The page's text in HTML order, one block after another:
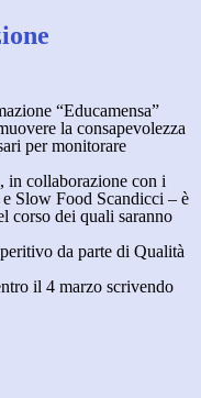
“Educamensa”
la consapevolezza
per monitorare
in collaborazione con i
Slow Food Scandicci – è
corso dei quali saranno
da parte di Qualità
il 4 marzo scrivendo